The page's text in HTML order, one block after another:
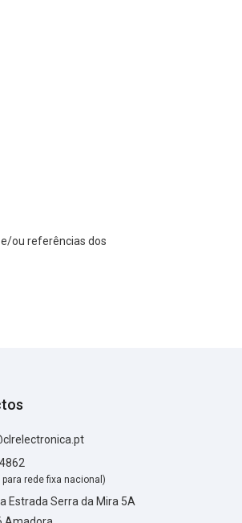
ou referências dos
para rede fixa nacional)
Estrada Serra da Mira 5A